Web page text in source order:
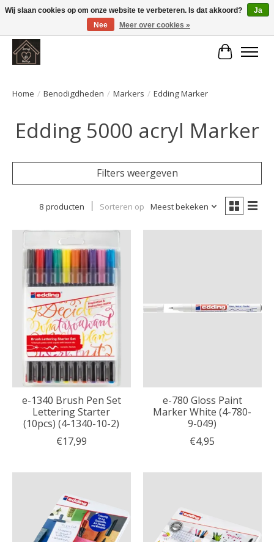
Large selection of products and fast shipping!
Home / Benodigdheden / Markers / Edding Marker
Edding 5000 acryl Marker
Filters weergeven
8 producten Sorteren op Meest bekeken
e-1340 Brush Pen Set
Lettering Starter
(10pcs) (4-1340-10-2)
€17,99
e-780 Gloss Paint
Marker White (4-780-
9-049)
€4,95
Wij slaan cookies op om onze website te verbeteren. Is dat akkoord?
Ja
Nee
Meer over cookies »